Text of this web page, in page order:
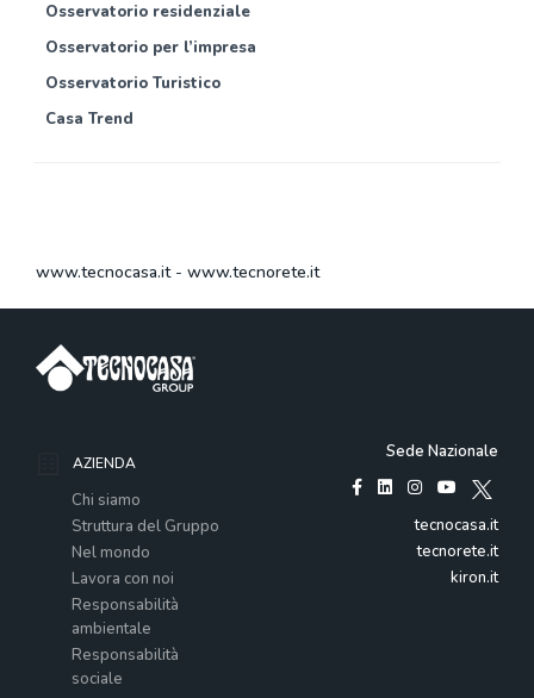
Osservatorio residenziale
Osservatorio per l’impresa
Osservatorio Turistico
Casa Trend
www.tecnocasa.it- www.tecnorete.it
AZIENDA
Chi siamo
Struttura del Gruppo
Nel mondo
Lavora con noi
Responsabilità
ambientale
Responsabilità
sociale
Sede Nazionale
tecnocasa.it
tecnorete.it
kiron.it